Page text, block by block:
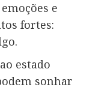
e
fortes:
estado
sonhar